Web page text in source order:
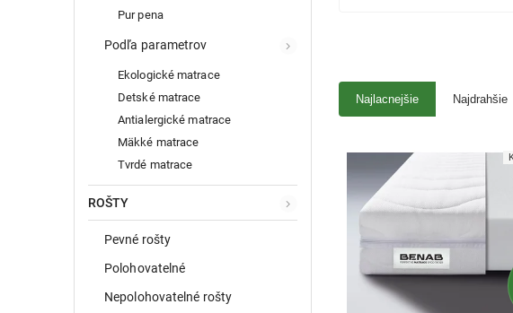
Pur pena
Podľa parametrov
Ekologické matrace
Detské matrace
Antialergické matrace
Mäkké matrace
Tvrdé matrace
ROŠTY
Pevné rošty
Polohovatelné
Nepolohovatelné rošty
Najlacnejšie Najdrahšie